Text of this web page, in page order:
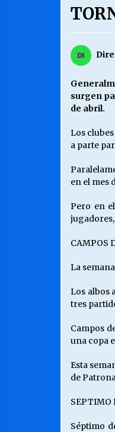
surgen
de abril.
Los
a parte
en el mes
Pero en
CAMPOS
La
Los albos
tres
Campos
una copa
Esta
de
SEPTIMO
Séptimo